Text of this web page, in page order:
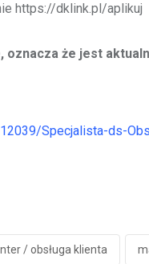
https://dklink.pl/aplikuj
oznacza że jest
Specjalista-ds-
/ obsługa klienta